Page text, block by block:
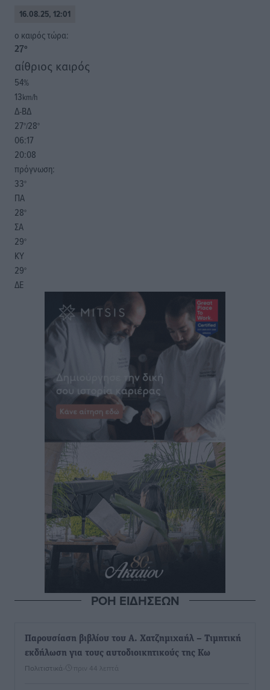
16.08.25, 12:01
o καιρός τώρα:
27°
αίθριος καιρός
54%
13km/h
Δ-ΒΔ
27°/28°
06:17
20:08
πρόγνωση:
33°
ΠΑ
28°
ΣΑ
29°
ΚΥ
29°
ΔΕ
ΡΟΗ ΕΙΔΗΣΕΩΝ
Παρουσίαση βιβλίου του Α. Χατζημιχαήλ – Τιμητική
εκδήλωση για τους αυτοδιοικητικούς της Κω
Πολιτιστικά πριν 44 λεπτά